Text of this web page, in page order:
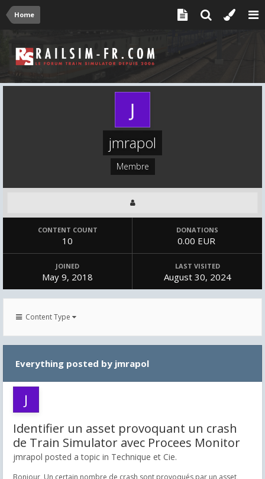
Home
jmrapol
Membre
CONTENT COUNT
10
DONATIONS
0.00 EUR
JOINED
May 9, 2018
LAST VISITED
August 30, 2024
Content Type
Everything posted by jmrapol
Identifier un asset provoquant un crash
de Train Simulator avec Procees Monitor
jmrapol posted a topic in Technique et Cie.
Bonjour, Un certain nombre de crash sont provoqués par un asset,